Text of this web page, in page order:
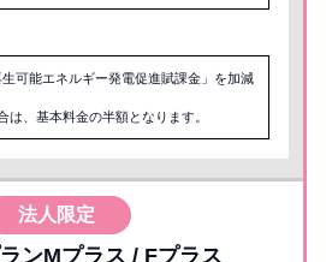
生可能エネルギー発電促進賦課金」を加減
は、基本料金の半額となります。
ンMプラス / Fプラス
法人限定